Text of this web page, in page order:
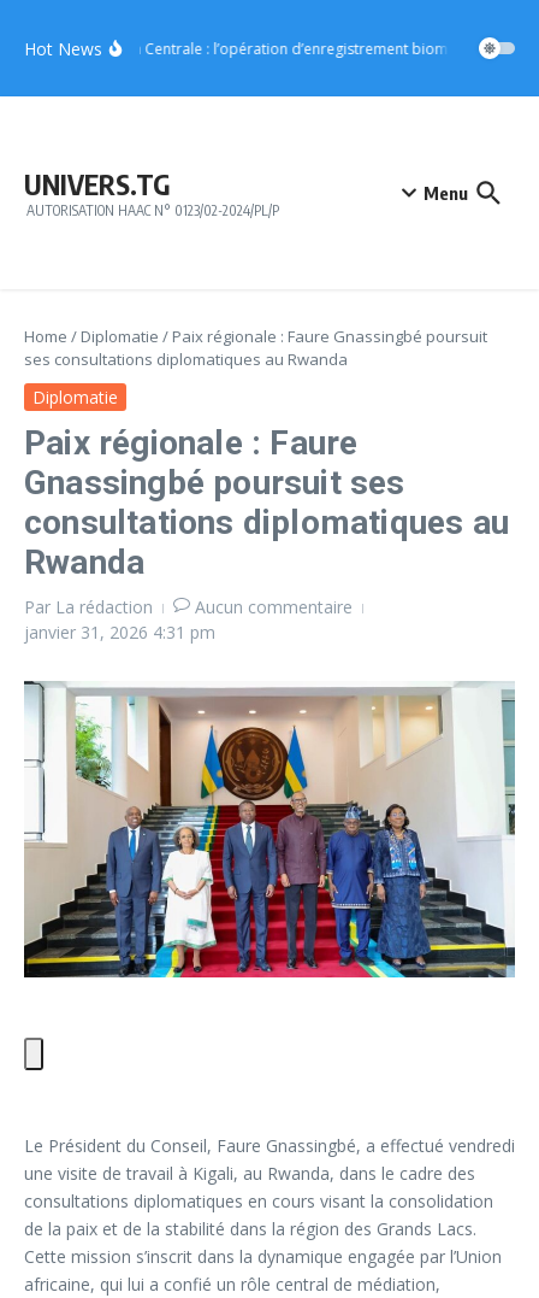
Hot NewsRégion Centrale : l’opération d’enregistrement biométrique
UNIVERS.TG
AUTORISATION HAAC N° 0123/02-2024/PL/P
Menu
Home / Diplomatie / Paix régionale : Faure Gnassingbé poursuit
ses consultations diplomatiques au Rwanda
Diplomatie
Paix régionale : Faure
Gnassingbé poursuit ses
consultations diplomatiques au
Rwanda
Par La rédaction
Aucun commentaire
janvier 31, 2026 4:31 pm
Le Président du Conseil, Faure Gnassingbé, a effectué vendredi
une visite de travail à Kigali, au Rwanda, dans le cadre des
consultations diplomatiques en cours visant la consolidation
de la paix et de la stabilité dans la région des Grands Lacs.
Cette mission s’inscrit dans la dynamique engagée par l’Union
africaine, qui lui a confié un rôle central de médiation,